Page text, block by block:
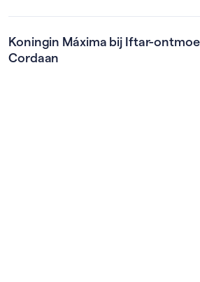
Koningin Máxima bij Iftar-
Cordaan